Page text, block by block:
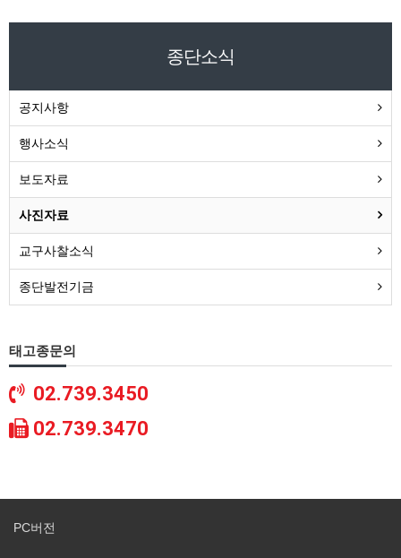
종단소식
공지사항
행사소식
보도자료
사진자료
교구사찰소식
종단발전기금
태고종문의
02.739.3450
02.739.3470
PC버전